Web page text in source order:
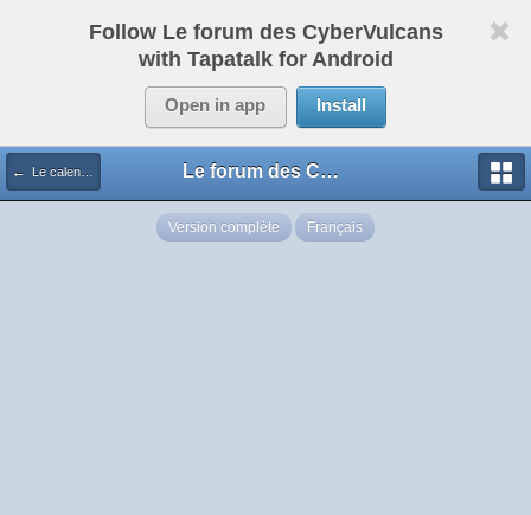
Follow Le forum des CyberVulcans
with Tapatalk for Android
Open in app Install
← Le calendrier des Cybers Le forum des CyberVulcans
Version complète Français